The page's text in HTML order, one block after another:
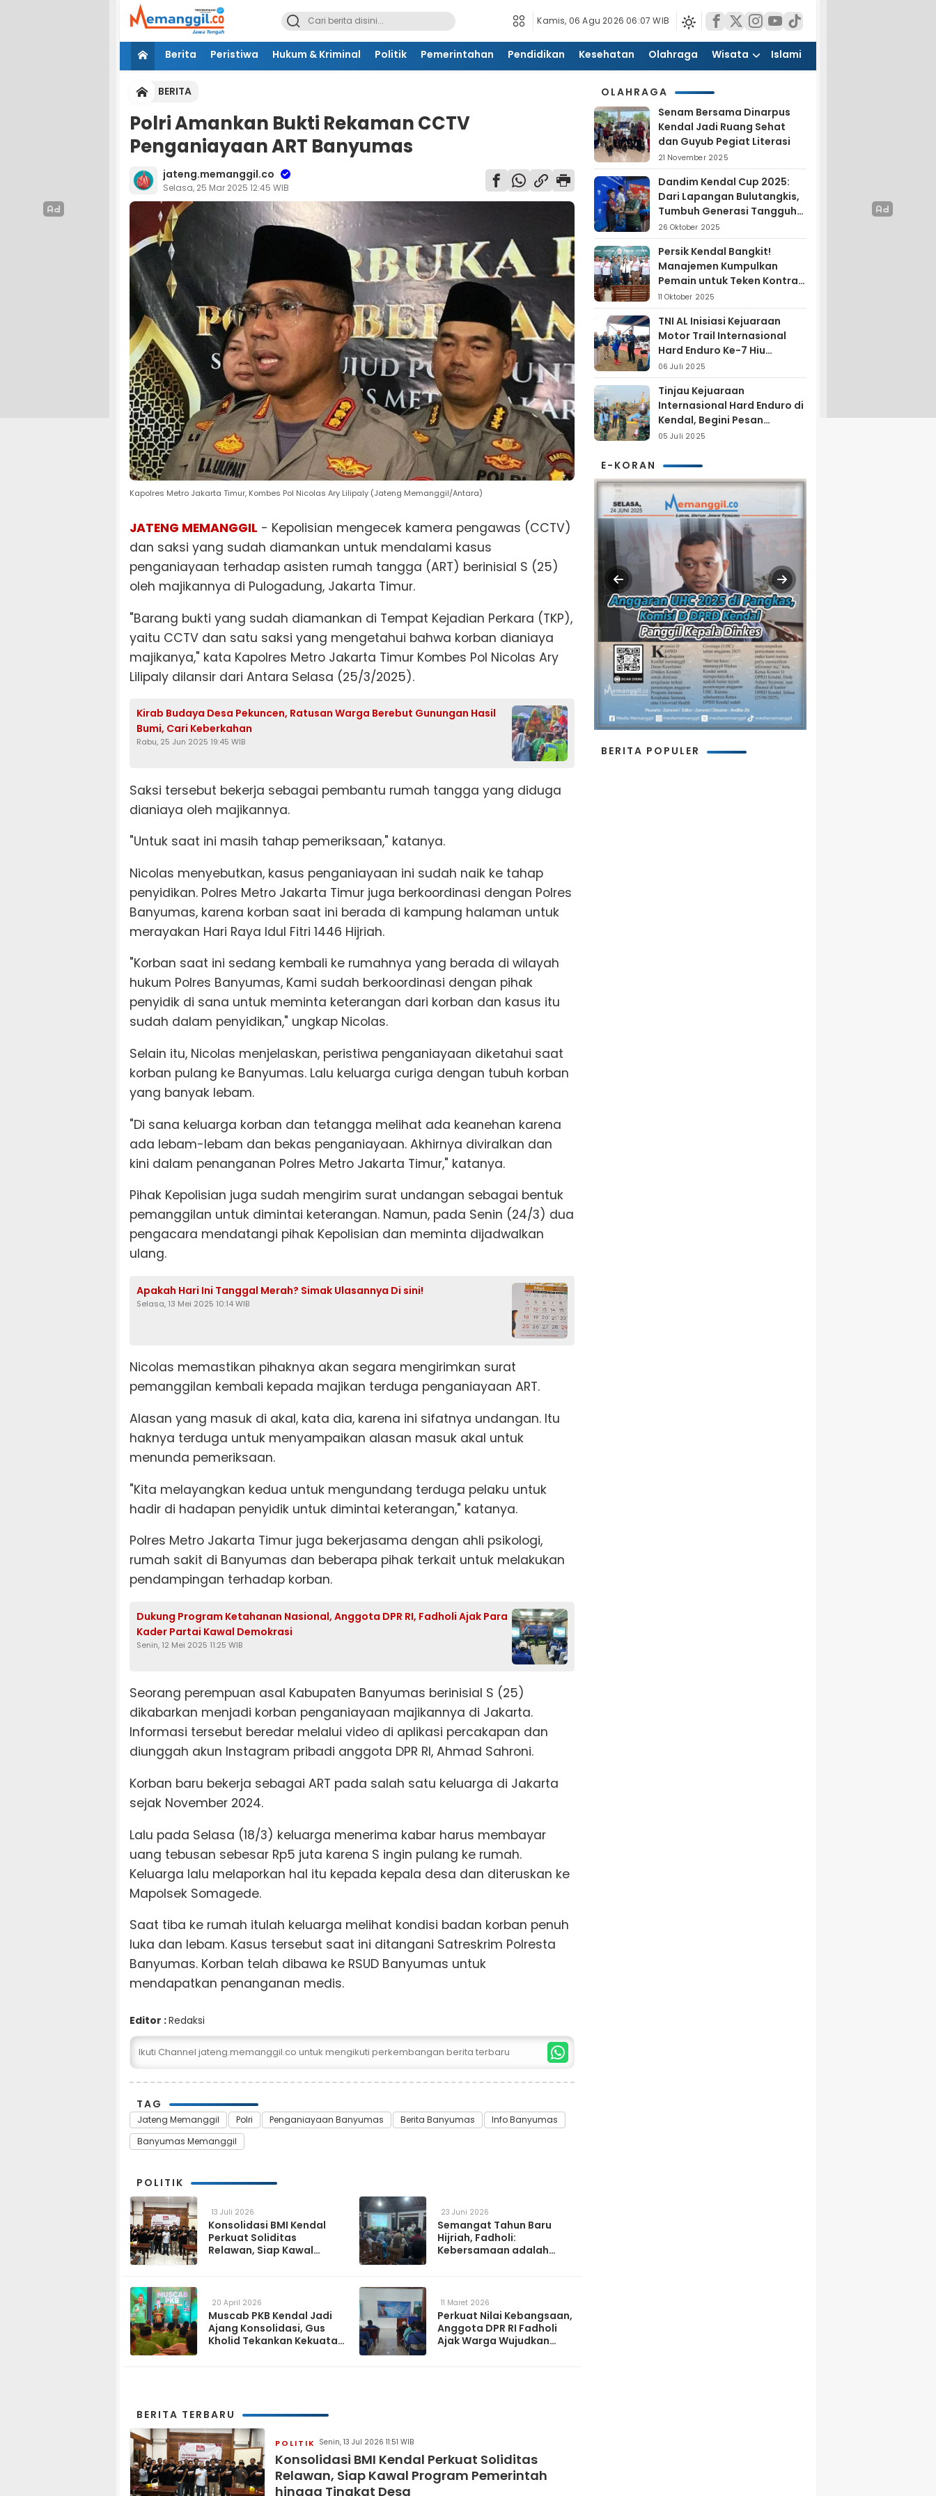
Kamis, 06 Agu 2026 06:07 WIB
Berita Peristiwa Hukum & Kriminal Politik Pemerintahan Pendidikan Kesehatan Olahraga Wisata Islami
BERITA
Polri Amankan Bukti Rekaman CCTV
Penganiayaan ART Banyumas
jateng.memanggil.co
Selasa, 25 Mar 2025 12:45 WIB
Kapolres Metro Jakarta Timur, Kombes Pol Nicolas Ary Lilipaly (Jateng Memanggil/Antara)
JATENG MEMANGGIL - Kepolisian mengecek kamera pengawas (CCTV)
dan saksi yang sudah diamankan untuk mendalami kasus
penganiayaan terhadap asisten rumah tangga (ART) berinisial S (25)
oleh majikannya di Pulogadung, Jakarta Timur.
"Barang bukti yang sudah diamankan di Tempat Kejadian Perkara (TKP),
yaitu CCTV dan satu saksi yang mengetahui bahwa korban dianiaya
majikanya," kata Kapolres Metro Jakarta Timur Kombes Pol Nicolas Ary
Lilipaly dilansir dari Antara Selasa (25/3/2025).
Kirab Budaya Desa Pekuncen, Ratusan Warga Berebut Gunungan Hasil
Bumi, Cari Keberkahan
Rabu, 25 Jun 2025 19:45 WIB
Saksi tersebut bekerja sebagai pembantu rumah tangga yang diduga
dianiaya oleh majikannya.
"Untuk saat ini masih tahap pemeriksaan," katanya.
Nicolas menyebutkan, kasus penganiayaan ini sudah naik ke tahap
penyidikan. Polres Metro Jakarta Timur juga berkoordinasi dengan Polres
Banyumas, karena korban saat ini berada di kampung halaman untuk
merayakan Hari Raya Idul Fitri 1446 Hijriah.
"Korban saat ini sedang kembali ke rumahnya yang berada di wilayah
hukum Polres Banyumas, Kami sudah berkoordinasi dengan pihak
penyidik di sana untuk meminta keterangan dari korban dan kasus itu
sudah dalam penyidikan," ungkap Nicolas.
Selain itu, Nicolas menjelaskan, peristiwa penganiayaan diketahui saat
korban pulang ke Banyumas. Lalu keluarga curiga dengan tubuh korban
yang banyak lebam.
"Di sana keluarga korban dan tetangga melihat ada keanehan karena
ada lebam-lebam dan bekas penganiayaan. Akhirnya diviralkan dan
kini dalam penanganan Polres Metro Jakarta Timur," katanya.
Pihak Kepolisian juga sudah mengirim surat undangan sebagai bentuk
pemanggilan untuk dimintai keterangan. Namun, pada Senin (24/3) dua
pengacara mendatangi pihak Kepolisian dan meminta dijadwalkan
ulang.
Apakah Hari Ini Tanggal Merah? Simak Ulasannya Di sini!
Selasa, 13 Mei 2025 10:14 WIB
Nicolas memastikan pihaknya akan segara mengirimkan surat
pemanggilan kembali kepada majikan terduga penganiayaan ART.
Alasan yang masuk di akal, kata dia, karena ini sifatnya undangan. Itu
haknya terduga untuk menyampaikan alasan masuk akal untuk
menunda pemeriksaan.
"Kita melayangkan kedua untuk mengundang terduga pelaku untuk
hadir di hadapan penyidik untuk dimintai keterangan," katanya.
Polres Metro Jakarta Timur juga bekerjasama dengan ahli psikologi,
rumah sakit di Banyumas dan beberapa pihak terkait untuk melakukan
pendampingan terhadap korban.
Dukung Program Ketahanan Nasional, Anggota DPR RI, Fadholi Ajak Para
Kader Partai Kawal Demokrasi
Senin, 12 Mei 2025 11:25 WIB
Seorang perempuan asal Kabupaten Banyumas berinisial S (25)
dikabarkan menjadi korban penganiayaan majikannya di Jakarta.
Informasi tersebut beredar melalui video di aplikasi percakapan dan
diunggah akun Instagram pribadi anggota DPR RI, Ahmad Sahroni.
Korban baru bekerja sebagai ART pada salah satu keluarga di Jakarta
sejak November 2024.
Lalu pada Selasa (18/3) keluarga menerima kabar harus membayar
uang tebusan sebesar Rp5 juta karena S ingin pulang ke rumah.
Keluarga lalu melaporkan hal itu kepada kepala desa dan diteruskan ke
Mapolsek Somagede.
Saat tiba ke rumah itulah keluarga melihat kondisi badan korban penuh
luka dan lebam. Kasus tersebut saat ini ditangani Satreskrim Polresta
Banyumas. Korban telah dibawa ke RSUD Banyumas untuk
mendapatkan penanganan medis.
Editor :Redaksi
Ikuti Channel jateng.memanggil.co untuk mengikuti perkembangan berita terbaru
TAG
Jateng Memanggil Polri Penganiayaan Banyumas Berita Banyumas
Info Banyumas
Banyumas Memanggil
POLITIK
13 Juli 2026
Konsolidasi BMI Kendal
Perkuat Soliditas
Relawan, Siap Kawal
23 Juni 2026
Semangat Tahun Baru
Hijriah, Fadholi:
Kebersamaan adalah
20 April 2026
Muscab PKB Kendal Jadi
Ajang Konsolidasi, Gus
Kholid Tekankan Kekuatan
11 Maret 2026
Perkuat Nilai Kebangsaan,
Anggota DPR RI Fadholi
Ajak Warga Wujudkan
BERITA TERBARU
POLITIK Senin, 13 Jul 2026 11:51 WIB
Konsolidasi BMI Kendal Perkuat Soliditas
Relawan, Siap Kawal Program Pemerintah
hingga Tingkat Desa
OLAHRAGA
Senam Bersama Dinarpus
Kendal Jadi Ruang Sehat
dan Guyub Pegiat Literasi
21 November 2025
Dandim Kendal Cup 2025:
Dari Lapangan Bulutangkis,
Tumbuh Generasi Tangguh
dan Nasionalis
26 Oktober 2025
Persik Kendal Bangkit!
Manajemen Kumpulkan
Pemain untuk Teken Kontrak
Jelang Liga 4
11 Oktober 2025
TNI AL Inisiasi Kejuaraan
Motor Trail Internasional
Hard Enduro Ke-7 Hiu
Selatan
06 Juli 2025
Tinjau Kejuaraan
Internasional Hard Enduro di
Kendal, Begini Pesan
Laksamana Pertama TNI AL
05 Juli 2025
E-KORAN
BERITA POPULER